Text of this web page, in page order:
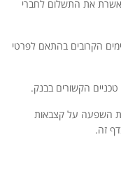
את התשלום לחברי
הקרובים בהתאם לפרטי
הקשורים בבנק.
השפעה על קצבאות
זה.